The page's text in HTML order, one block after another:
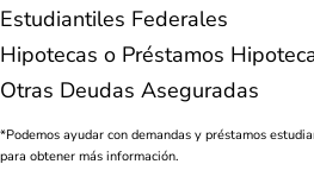
Estudiantiles Federales
Hipotecas o Préstamos
Otras Deudas Aseguradas
*Podemos ayudar con demandas y préstamos
para obtener más información.